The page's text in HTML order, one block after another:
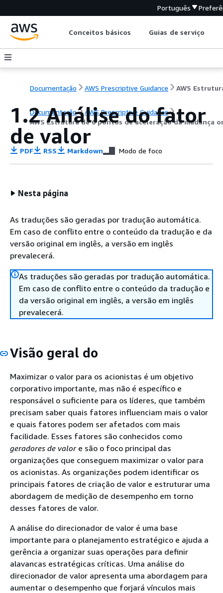
Português
Conceitos básicos Guias de serviço
Documentação AWS Prescriptive Guidance
Documentação
AWS Prescriptive Guidance
AWS Estrutura de 6 pontos de aceleração da mudança
1.2 Análise do fator
de valor
PDF RSS Markdown Modo de foco
Nesta página
As traduções são geradas por tradução automática.
Em caso de conflito entre o conteúdo da tradução e da
versão original em inglês, a versão em inglês
prevalecerá.
As traduções são geradas por tradução automática.
Em caso de conflito entre o conteúdo da tradução e
da versão original em inglês, a versão em inglês
prevalecerá.
Visão geral do
Maximizar o valor para os acionistas é um objetivo
corporativo importante, mas não é específico e
responsável o suficiente para os líderes, que também
precisam saber quais fatores influenciam mais o valor
e quais fatores podem ser afetados com mais
facilidade. Esses fatores são conhecidos como
geradores de valore são o foco principal das
organizações que conseguem maximizar o valor para
os acionistas. As organizações podem identificar os
principais fatores de criação de valor e estruturar uma
abordagem de medição de desempenho em torno
desses fatores de valor.
A análise do direcionador de valor é uma base
importante para o planejamento estratégico e ajuda a
gerência a organizar suas operações para definir
alavancas estratégicas críticas. Uma análise do
direcionador de valor apresenta uma abordagem para
aumentar o desempenho que forjará vínculos mais